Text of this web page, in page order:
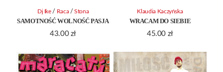
SAMOTNOŚĆ WOLNOŚĆ PASJA
43.00 zł
Dj Ike / Raca /Stona
WRACAM DO SIEBIE
45.00 zł
Klaudia Kaczyńska